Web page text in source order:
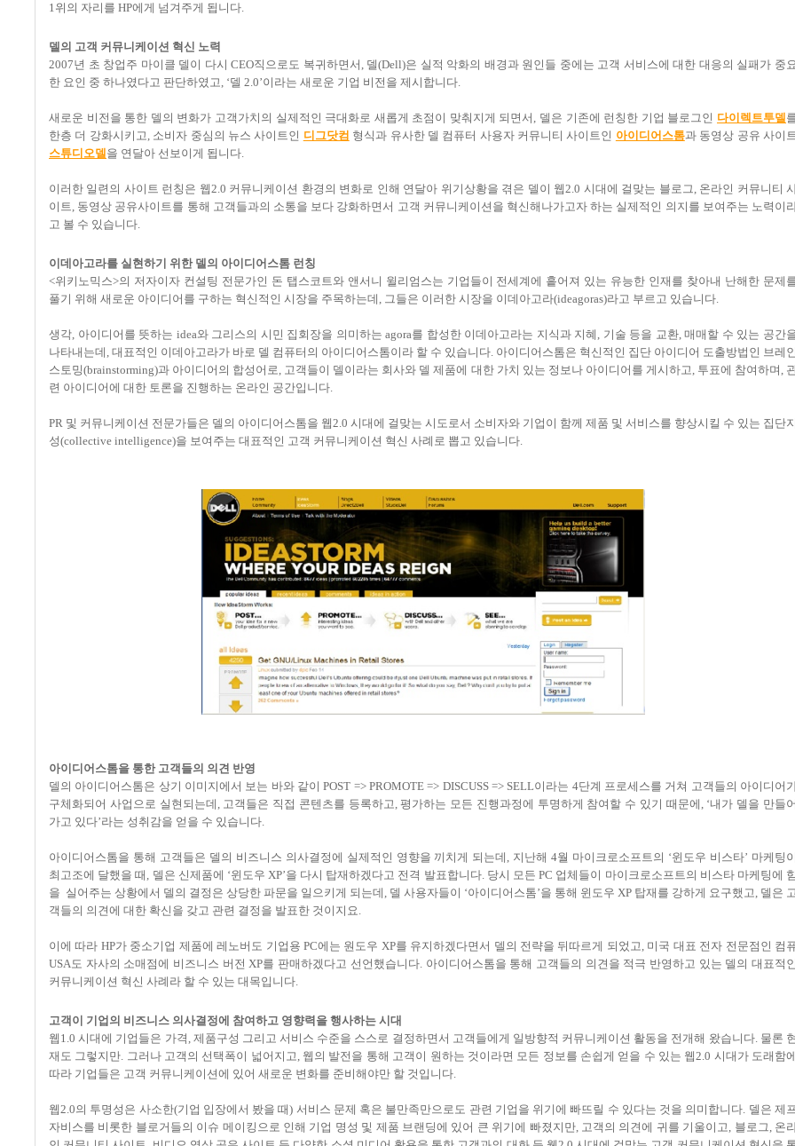
1위의 자리를 HP에게 넘겨주게 됩니다.
델의 고객 커뮤니케이션 혁신 노력
2007년 초 창업주 마이클 델이 다시 CEO직으로도 복귀하면서, 델(Dell)은 실적 악화의 배경과 원인들 중에는 고객 서비스에 대한 대응의 실패가 중
한 요인 중 하나였다고 판단하였고, ‘델 2.0’이라는 새로운 기업 비전을 제시합니다.
새로운 비전을 통한 델의 변화가 고객가치의 실제적인 극대화로 새롭게 초점이 맞춰지게 되면서, 델은 기존에 런칭한 기업 블로그인 다이렉트투델
한층 더 강화시키고, 소비자 중심의 뉴스 사이트인 디그닷컴 형식과 유사한 델 컴퓨터 사용자 커뮤니티 사이트인 아이디어스톰과 동영상 공유 사이
스튜디오델을 연달아 선보이게 됩니다.
이러한 일련의 사이트 런칭은 웹2.0 커뮤니케이션 환경의 변화로 인해 연달아 위기상황을 겪은 델이 웹2.0 시대에 걸맞는 블로그, 온라인 커뮤니티
이트, 동영상 공유사이트를 통해 고객들과의 소통을 보다 강화하면서 고객 커뮤니케이션을 혁신해나가고자 하는 실제적인 의지를 보여주는 노력이
고 볼 수 있습니다.
이데아고라를 실현하기 위한 델의 아이디어스톰 런칭
<위키노믹스>의 저자이자 컨설팅 전문가인 돈 탭스코트와 앤서니 윌리엄스는 기업들이 전세계에 흩어져 있는 유능한 인재를 찾아내 난해한 문제
풀기 위해 새로운 아이디어를 구하는 혁신적인 시장을 주목하는데, 그들은 이러한 시장을 이데아고라(ideagoras)라고 부르고 있습니다.
생각, 아이디어를 뜻하는 idea와 그리스의 시민 집회장을 의미하는 agora를 합성한 이데아고라는 지식과 지혜, 기술 등을 교환, 매매할 수 있는 공간
나타내는데, 대표적인 이데아고라가 바로 델 컴퓨터의 아이디어스톰이라 할 수 있습니다. 아이디어스톰은 혁신적인 집단 아이디어 도출방법인 브레인
스토밍(brainstorming)과 아이디어의 합성어로, 고객들이 델이라는 회사와 델 제품에 대한 가치 있는 정보나 아이디어를 게시하고, 투표에 참여하며,
련 아이디어에 대한 토론을 진행하는 온라인 공간입니다.
PR 및 커뮤니케이션 전문가들은 델의 아이디어스톰을 웹2.0 시대에 걸맞는 시도로서 소비자와 기업이 함께 제품 및 서비스를 향상시킬 수 있는 집단지
성(collective intelligence)을 보여주는 대표적인 고객 커뮤니케이션 혁신 사례로 뽑고 있습니다.
아이디어스톰을 통한 고객들의 의견 반영
델의 아이디어스톰은 상기 이미지에서 보는 바와 같이 POST => PROMOTE => DISCUSS => SELL이라는 4단계 프로세스를 거쳐 고객들의 아이디어
구체화되어 사업으로 실현되는데, 고객들은 직접 콘텐츠를 등록하고, 평가하는 모든 진행과정에 투명하게 참여할 수 있기 때문에, ‘내가 델을 만들어
가고 있다’라는 성취감을 얻을 수 있습니다.
아이디어스톰을 통해 고객들은 델의 비즈니스 의사결정에 실제적인 영향을 끼치게 되는데, 지난해 4월 마이크로소프트의 ‘윈도우 비스타’ 마케팅이
최고조에 달했을 때, 델은 신제품에 ‘윈도우 XP’을 다시 탑재하겠다고 전격 발표합니다. 당시 모든 PC 업체들이 마이크로소프트의 비스타 마케팅에 힘
을 실어주는 상황에서 델의 결정은 상당한 파문을 일으키게 되는데, 델 사용자들이 ‘아이디어스톰’을 통해 윈도우 XP 탑재를 강하게 요구했고, 델은 고
객들의 의견에 대한 확신을 갖고 관련 결정을 발표한 것이지요.
이에 따라 HP가 중소기업 제품에 레노버도 기업용 PC에는 원도우 XP를 유지하겠다면서 델의 전략을 뒤따르게 되었고, 미국 대표 전자 전문점인 컴
USA도 자사의 소매점에 비즈니스 버전 XP를 판매하겠다고 선언했습니다. 아이디어스톰을 통해 고객들의 의견을 적극 반영하고 있는 델의 대표적인
커뮤니케이션 혁신 사례라 할 수 있는 대목입니다.
고객이 기업의 비즈니스 의사결정에 참여하고 영향력을 행사하는 시대
웹1.0 시대에 기업들은 가격, 제품구성 그리고 서비스 수준을 스스로 결정하면서 고객들에게 일방향적 커뮤니케이션 활동을 전개해 왔습니다. 물론 현
재도 그렇지만. 그러나 고객의 선택폭이 넓어지고, 웹의 발전을 통해 고객이 원하는 것이라면 모든 정보를 손쉽게 얻을 수 있는 웹2.0 시대가 도래함에
따라 기업들은 고객 커뮤니케이션에 있어 새로운 변화를 준비해야만 할 것입니다.
웹2.0의 투명성은 사소한(기업 입장에서 봤을 때) 서비스 문제 혹은 불만족만으로도 관련 기업을 위기에 빠뜨릴 수 있다는 것을 의미합니다. 델은 제프
자비스를 비롯한 블로거들의 이슈 메이킹으로 인해 기업 명성 및 제품 브랜딩에 있어 큰 위기에 빠졌지만, 고객의 의견에 귀를 기울이고, 블로그, 온